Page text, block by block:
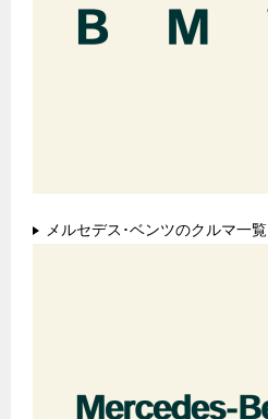
メルセデス･ベンツのクルマ一覧